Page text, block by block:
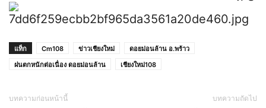
แท็ก Cm108 ข่าวเชียงใหม่
ดอยม่อนล้าน​ อ.พร้าว​
ฝนตกหนักต่อเนื่อง ดอยม่อนล้าน
เชียงใหม่108
บทความก่อนหน้านี้ บทความถัดไป